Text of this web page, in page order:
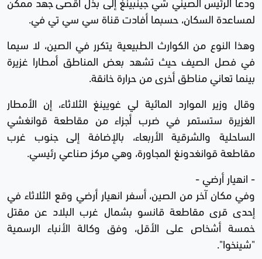
لمساعدة السكان، حسبما أفادت قناة سي سي تي في.
وهذا النوع من الكوارث الطبيعية يتكرر في الصين، لا سيما
في فصل الصيف حيث تشهد بعض المناطق أمطارا غزيرة
بينما تعاني مناطق أخرى من حرارة خانقة.
وقال وزير الموارد المائية لي غويينغ الثلاثاء، إن الأمطار
الغزيرة ستستمر في ضرب أجزاء من مقاطعة قوانغشي
الساحلية والشرقية الأربعاء، بالإضافة إلى جنوب غرب
مقاطعة قوانغدونغ المجاورة، وهي مركز صناعي رئيسي.
- انهيار أرضي -
وفي مكان آخر من الصين، أسفر انهيار أرضي وقع الثلاثاء في
إحدى قرى مقاطعة قانسو بشمال غرب البلاد عن مقتل
خمسة أشخاص على الأقل، وفق وكالة الأنباء الرسمية
"شينخوا".